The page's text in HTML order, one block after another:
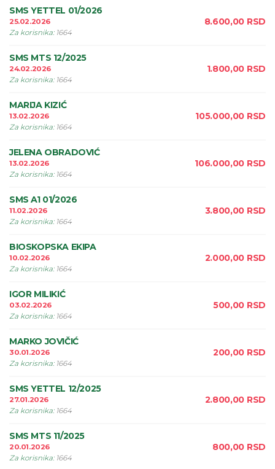
SMS YETTEL 01/2026
25.02.2026
Za korisnika: 1664
8.600,00 RSD
SMS MTS 12/2025
24.02.2026
Za korisnika: 1664
1.800,00 RSD
MARIJA KIZIĆ
13.02.2026
Za korisnika: 1664
105.000,00 RSD
JELENA OBRADOVIĆ
13.02.2026
Za korisnika: 1664
106.000,00 RSD
SMS A1 01/2026
11.02.2026
Za korisnika: 1664
3.800,00 RSD
BIOSKOPSKA EKIPA
10.02.2026
Za korisnika: 1664
2.000,00 RSD
IGOR MILIKIĆ
03.02.2026
Za korisnika: 1664
500,00 RSD
MARKO JOVIČIĆ
30.01.2026
Za korisnika: 1664
200,00 RSD
SMS YETTEL 12/2025
27.01.2026
Za korisnika: 1664
2.800,00 RSD
SMS MTS 11/2025
20.01.2026
Za korisnika: 1664
800,00 RSD